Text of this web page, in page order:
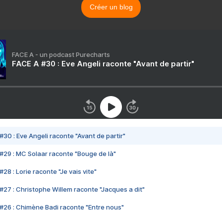
Créer un blog
FACE A - un podcast Purecharts
FACE A #30 : Eve Angeli raconte "Avant de partir"
#30 : Eve Angeli raconte "Avant de partir"
#29 : MC Solaar raconte "Bouge de là"
#28 : Lorie raconte "Je vais vite"
#27 : Christophe Willem raconte "Jacques a dit"
#26 : Chimène Badi raconte "Entre nous"